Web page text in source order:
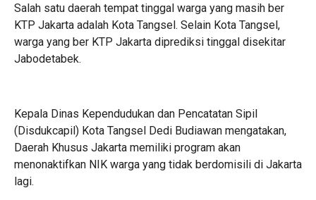
Salah satu daerah tempat tinggal warga yang masih ber
KTP Jakarta adalah Kota Tangsel. Selain Kota Tangsel,
warga yang ber KTP Jakarta diprediksi tinggal disekitar
Jabodetabek.
Kepala Dinas Kependudukan dan Pencatatan Sipil
(Disdukcapil) Kota Tangsel Dedi Budiawan mengatakan,
Daerah Khusus Jakarta memiliki program akan
menonaktifkan NIK warga yang tidak berdomisili di Jakarta
lagi.